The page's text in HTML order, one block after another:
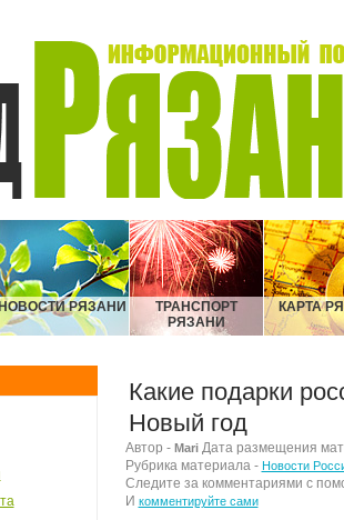
РЯЗАНИ
ТРАНСПОРТ
РЯЗАНИ
КАРТА
Какие подарки
Новый год
Автор - MariДата размещения
Рубрика материала - Новости
Следите за комментариями с
И комментируйте сами